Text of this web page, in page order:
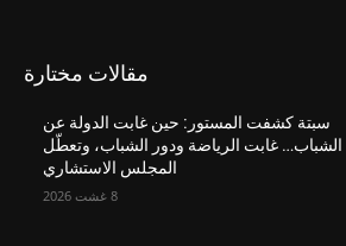
مقالات مختارة
سبتة كشفت المستور: حين غابت الدولة عن
الشباب… غابت الرياضة ودور الشباب، وتعطّل
المجلس الاستشاري
8 غشت 2026